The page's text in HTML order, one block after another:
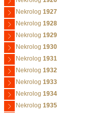
Nekrolog 1927
Nekrolog 1928
Nekrolog 1929
Nekrolog 1930
Nekrolog 1931
Nekrolog 1932
Nekrolog 1933
Nekrolog 1934
Nekrolog 1935